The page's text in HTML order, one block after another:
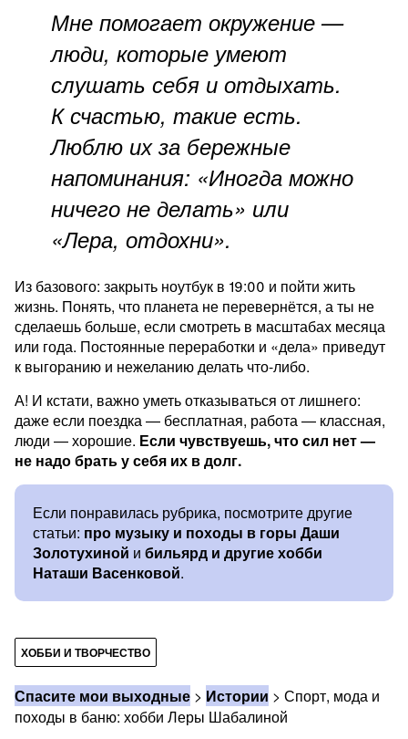
Мне помогает окружение —
люди, которые умеют
слушать себя и отдыхать.
К счастью, такие есть.
Люблю их за бережные
напоминания: «Иногда можно
ничего не делать» или
«Лера, отдохни».
Из базового: закрыть ноутбук в 19:00 и пойти жить
жизнь. Понять, что планета не перевернётся, а ты не
сделаешь больше, если смотреть в масштабах месяца
или года. Постоянные переработки и «дела» приведут
к выгоранию и нежеланию делать что-либо.
А! И кстати, важно уметь отказываться от лишнего:
даже если поездка — бесплатная, работа — классная,
люди — хорошие. Если чувствуешь, что сил нет —
не надо брать у себя их в долг.
Если понравилась рубрика, посмотрите другие
статьи: про музыку и походы в горы Даши
Золотухиной и бильярд и другие хобби
Наташи Васенковой.
ХОББИ И ТВОРЧЕСТВО
Спасите мои выходные > Истории > Спорт, мода и
походы в баню: хобби Леры Шабалиной